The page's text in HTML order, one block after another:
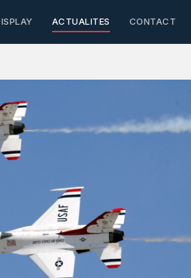
ACTUALITES CONTACT